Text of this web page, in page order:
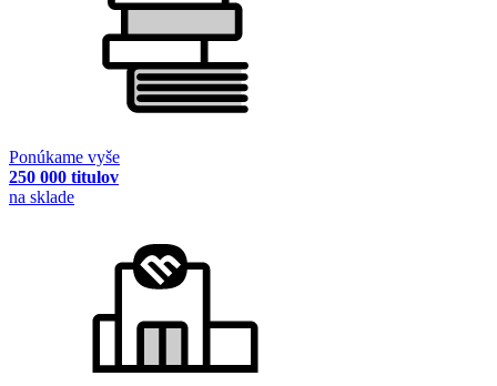
Ponúkame vyše
250 000 titulov
na sklade